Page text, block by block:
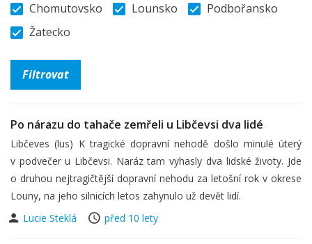
Chomutovsko
Lounsko
Podbořansko
Žatecko
Po nárazu do tahače zemřeli u Libčevsi dva lidé
Libčeves (lus) K tragické dopravní nehodě došlo minulé úterý
v podvečer u Libčevsi. Naráz tam vyhasly dva lidské životy. Jde
o druhou nejtragičtější dopravní nehodu za letošní rok v okrese
Louny, na jeho silnicích letos zahynulo už devět lidí.
Lucie Steklá
před 10 lety